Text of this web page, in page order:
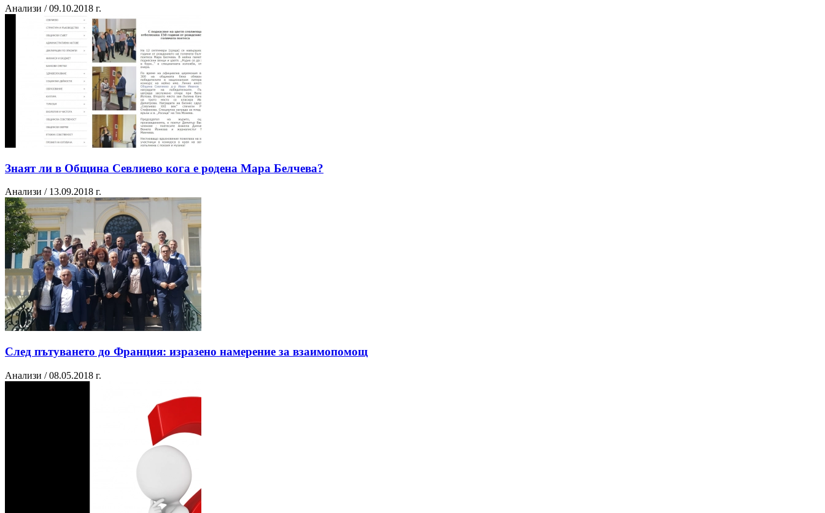
Анализи / 09.10.2018 г.
Знаят ли в Община Севлиево кога е родена Мара Белчева?
Анализи / 13.09.2018 г.
След пътуването до Франция: изразено намерение за взаимопомощ
Анализи / 08.05.2018 г.